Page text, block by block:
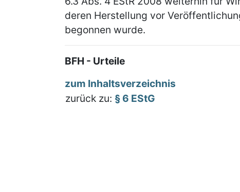
deren Herstellung vor
begonnen wurde.
BFH - Urteile
zum Inhaltsverzeichnis
zurück zu: § 6 EStG